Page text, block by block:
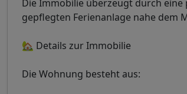
Die Immobilie überzeugt durch
gepflegten Ferienanlage nahe dem
🏡 Details zur Immobilie
Die Wohnung besteht aus: